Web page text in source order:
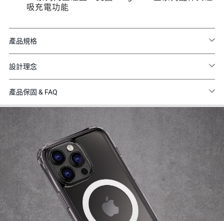
吸充電功能
產品規格
設計理念
產品保固 & FAQ